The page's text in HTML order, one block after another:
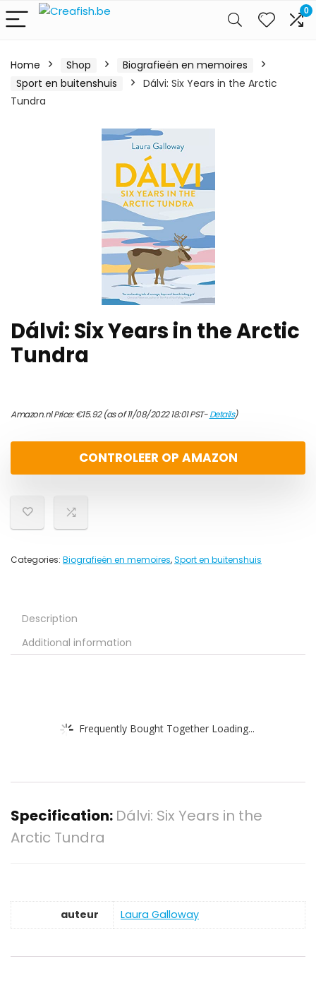
0
Home Shop
Biografieën en memoires
Sport en buitenshuis
Dálvi: Six Years in the Arctic
Tundra
Dálvi: Six Years in the Arctic
Tundra
Amazon.nl Price:€15.92(as of 11/08/2022 18:01 PST-Details)
CONTROLEER OP AMAZON
Categories: Biografieën en memoires,Sport en buitenshuis
Description
Additional information
Frequently Bought Together Loading...
Specification: Dálvi: Six Years in the
Arctic Tundra
auteur Laura Galloway